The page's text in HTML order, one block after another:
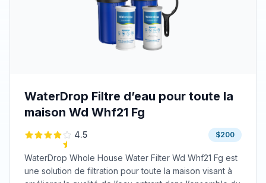
WaterDrop Filtre d’eau pour toute la
maison Wd Whf21 Fg
4.5 $200
WaterDrop Whole House Water Filter Wd Whf21 Fg est
une solution de filtration pour toute la maison visant à